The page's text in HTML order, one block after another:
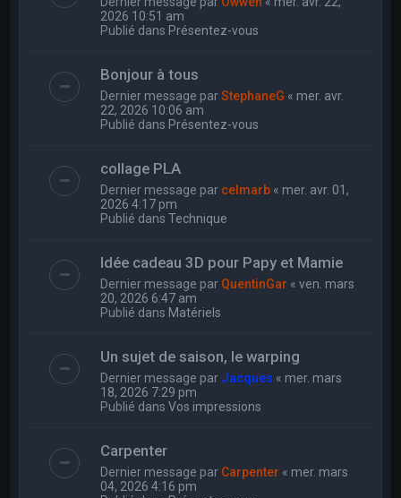
2026 10:51 am
Publié dans Présentez-vous
Bonjour à tous
Dernier message parStephaneG « mer. avr.
22, 2026 10:06 am
Publié dans Présentez-vous
collage PLA
Dernier message par celmarb « mer. avr. 01,
2026 4:17 pm
Publié dansTechnique
Idée cadeau 3D pour Papy et Mamie
Dernier message par QuentinGar «ven. mars
20, 2026 6:47 am
Publié dans Matériels
Un sujet de saison, le warping
Dernier message par Jacques « mer. mars
18, 2026 7:29 pm
Publié dansVos impressions
Carpenter
Dernier message par Carpenter « mer. mars
04, 2026 4:16 pm